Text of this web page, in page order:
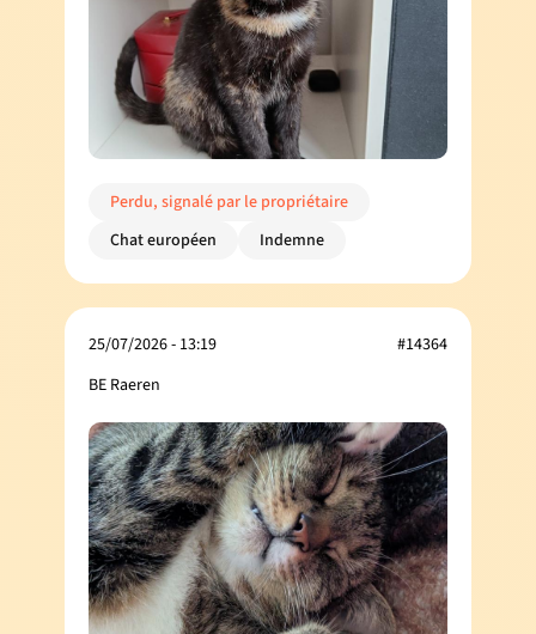
Perdu, signalé par le propriétaire
Chat européen
Indemne
25/07/2026 - 13:19
BE Raeren
#14364